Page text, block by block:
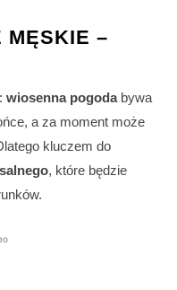
MĘSKIE –
wiosenna pogodabywa
a za moment może
kluczem do
, które będzie